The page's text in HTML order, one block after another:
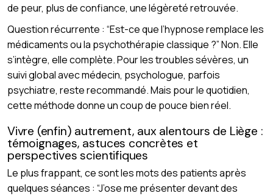
de peur, plus de confiance, une légèreté retrouvée.
Question récurrente : “Est-ce que l’hypnose remplace les
médicaments ou la psychothérapie classique ?” Non. Elle
s’intègre, elle complète. Pour les troubles sévères, un
suivi global avec médecin, psychologue, parfois
psychiatre, reste recommandé. Mais pour le quotidien,
cette méthode donne un coup de pouce bien réel.
Vivre (enfin) autrement, aux alentours de Liège :
témoignages, astuces concrètes et
perspectives scientifiques
Le plus frappant, ce sont les mots des patients après
quelques séances : “J’ose me présenter devant des